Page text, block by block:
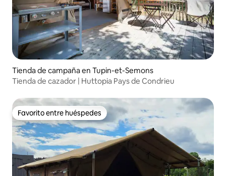
Tienda de campaña en Tupin-et-Semons
Tienda de cazador | Huttopia Pays de Condrieu
Favorito entre huéspedes
Favorito entre huéspedes